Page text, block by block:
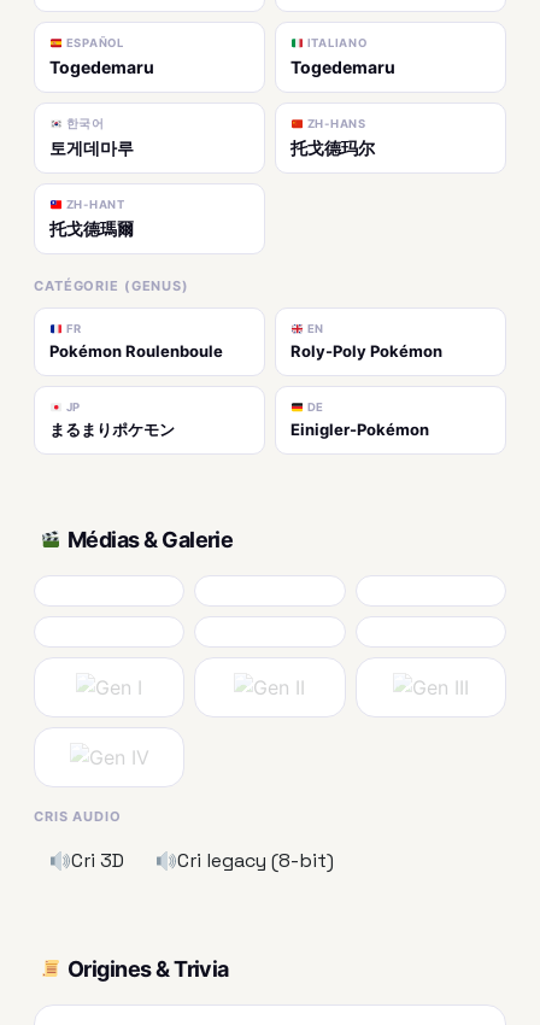
ESPAÑOL
Togedemaru
ITALIANO
Togedemaru
한국어
토게데마루
ZH-HANS
托戈德玛尔
ZH-HANT
托戈德瑪爾
CATÉGORIE (GENUS)
FR
Pokémon Roulenboule
EN
Roly-Poly Pokémon
JP
まるまりポケモン
DE
Einigler-Pokémon
Médias & Galerie
CRIS AUDIO
Cri 3D Cri legacy (8-bit)
Origines & Trivia